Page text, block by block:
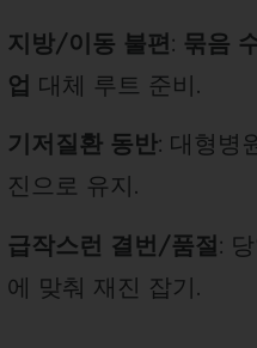
지방/이동 불편: 묶음
업 대체 루트 준비.
기저질환 동반: 대형병
진으로 유지.
급작스런 결번/품절:
에 맞춰 재진 잡기.